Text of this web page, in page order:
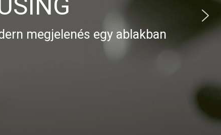
egy ablakban